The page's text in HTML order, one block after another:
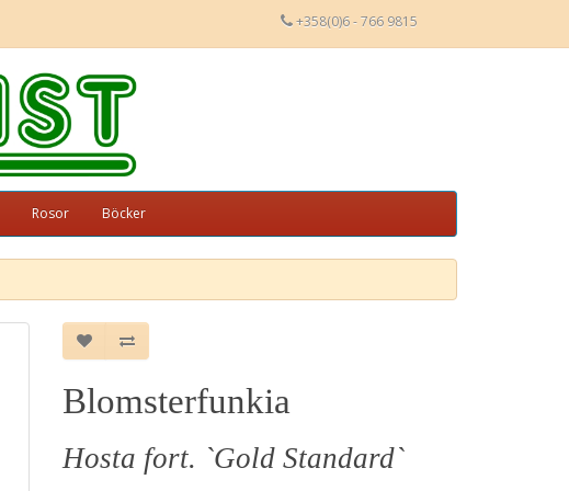
+358(0)6 - 766 9815
Rosor Böcker
Blomsterfunkia
Hosta fort. `Gold Standard`